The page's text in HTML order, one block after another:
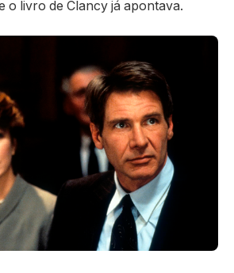
o livro de Clancy já apontava.